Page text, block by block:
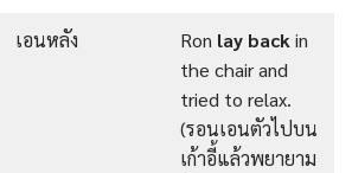
เอนหลัง Ron lay back in
the chair and
tried to relax.
(รอนเอนตัวไปบน
เก้าอี้แล้วพยายาม